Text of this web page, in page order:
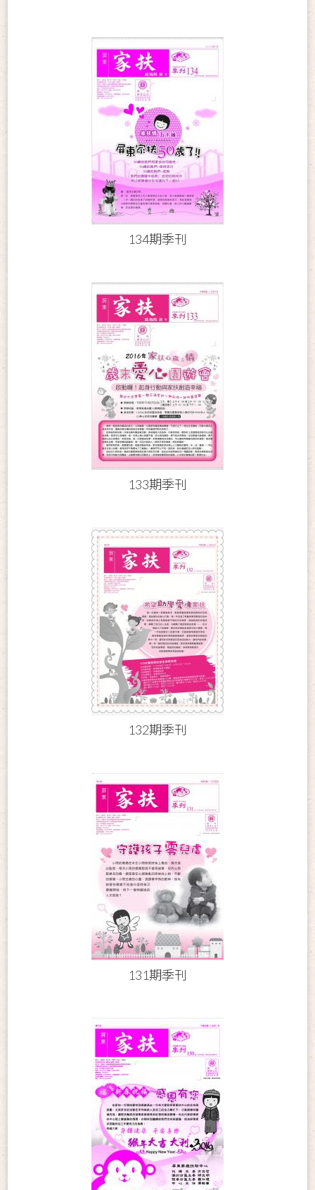
134期季刊
133期季刊
132期季刊
131期季刊